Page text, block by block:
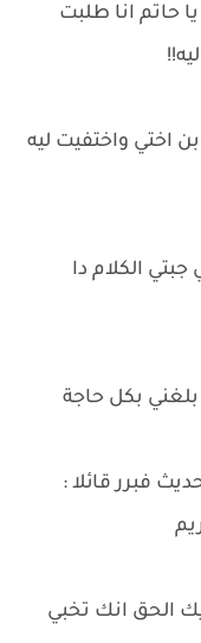
حاتم انا طلبت
اختي واختفيت ليه
الكلام دا
بكل حاجة
فبرر قائلا :
الحق انك تخبي